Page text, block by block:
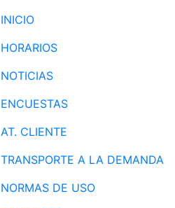
INICIO
HORARIOS
NOTICIAS
ENCUESTAS
AT. CLIENTE
TRANSPORTE A LA DEMANDA
NORMAS DE USO